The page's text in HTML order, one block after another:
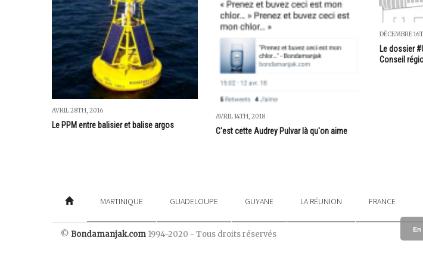
AVRIL 28TH, 2016
Le PPM entre balisier et balise argos
AVRIL 14TH, 2018
C'est cette Audrey Pulvar là qu'on aime
DÉCEMBRE
Le dossier
Conseil
MARTINIQUE GUADELOUPE GUYANE LA RÉUNION FRANCE
© Bondamanjak.com 1994-2020 - Tous droits réservés